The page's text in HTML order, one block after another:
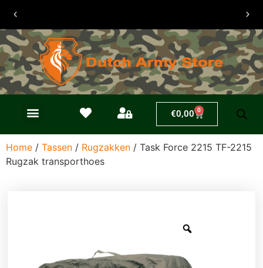
30 dagen
retouren
€0,00 0
Home / Tassen / Rugzakken / Task Force 2215 TF-2215
Rugzak transporthoes